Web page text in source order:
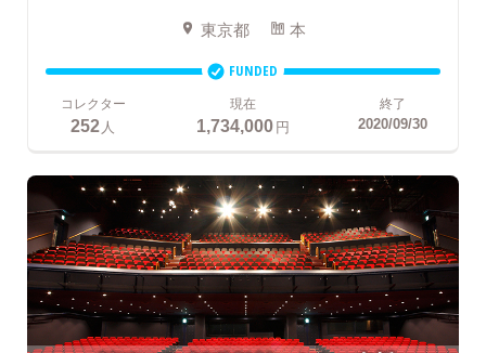
東京都 本
FUNDED
コレクター
252人
現在
1,734,000円
終了
2020/09/30